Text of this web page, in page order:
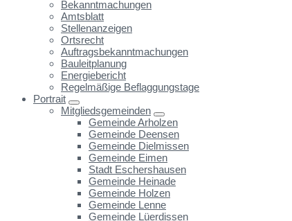
Bekanntmachungen
Amtsblatt
Stellenanzeigen
Ortsrecht
Auftragsbekanntmachungen
Bauleitplanung
Energiebericht
Regelmäßige Beflaggungstage
Portrait
Mitgliedsgemeinden
Gemeinde Arholzen
Gemeinde Deensen
Gemeinde Dielmissen
Gemeinde Eimen
Stadt Eschershausen
Gemeinde Heinade
Gemeinde Holzen
Gemeinde Lenne
Gemeinde Lüerdissen